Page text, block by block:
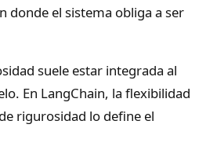
donde el sistema obliga a ser
suele estar integrada al
En LangChain, la flexibilidad
rigurosidad lo define el